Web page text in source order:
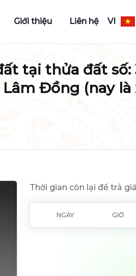
Giới thiệu Liên hệ VI
tại thửa đất số:
Đồng (nay là
Thời gian còn lại để trả
NGÀY GIỜ